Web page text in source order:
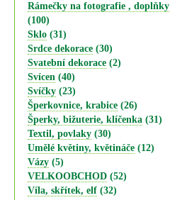
Rámečky na fotografie , doplňky
(100)
Sklo (31)
Srdce dekorace (30)
Svatební dekorace (2)
Svícen (40)
Svíčky (23)
Šperkovnice, krabice (26)
Šperky, bižuterie, klíčenka (31)
Textil, povlaky (30)
Umělé květiny, květináče (12)
Vázy (5)
VELKOOBCHOD (52)
Víla, skřítek, elf (32)